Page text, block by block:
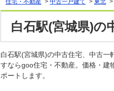
住宅・不動産 > 中古一戸建て > 東北 >
白石駅(宮城県)の
白石駅(宮城県)の中古住宅、中古一
すならgoo住宅・不動産。価格・建
ポートします。